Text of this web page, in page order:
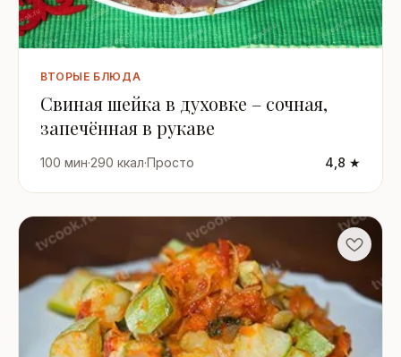
ВТОРЫЕ БЛЮДА
Свиная шейка в духовке – сочная,
запечённая в рукаве
100 мин·290 ккал·Просто 4,8 ★